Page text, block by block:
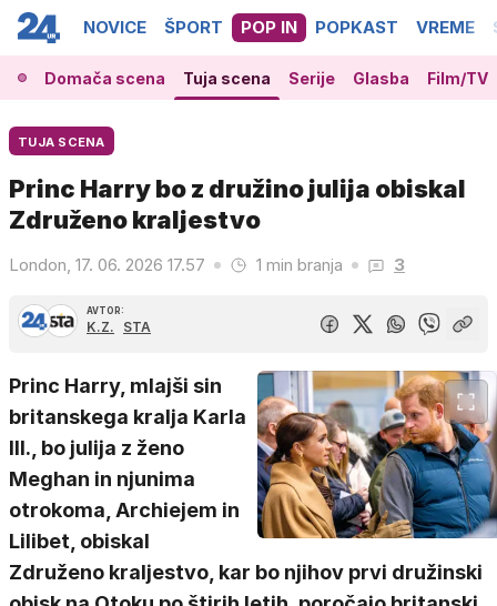
NOVICE ŠPORT POP IN POPKAST VREME
Domača scena Tuja scena Serije Glasba Film/TV
TUJA SCENA
Princ Harry bo z družino julija obiskal
Združeno kraljestvo
London, 17. 06. 2026 17.57 1 min branja 3
AVTOR:
K.Z. STA
Princ Harry, mlajši sin
britanskega kralja Karla
III., bo julija z ženo
Meghan in njunima
otrokoma, Archiejem in
Lilibet, obiskal
Združeno kraljestvo, kar bo njihov prvi družinski